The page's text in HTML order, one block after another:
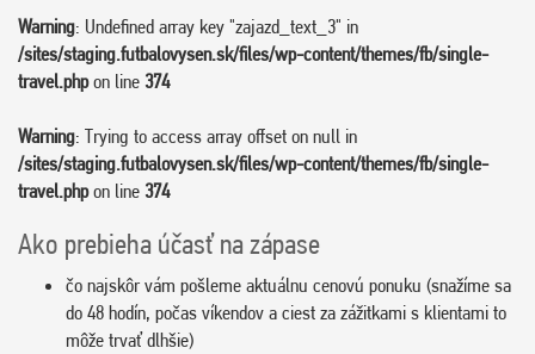
Warning: Undefined array key "zajazd_text_3" in
/sites/staging.futbalovysen.sk/files/wp-content/themes/fb/single-
travel.phpon line 374
Warning: Trying to access array offset on null in
/sites/staging.futbalovysen.sk/files/wp-content/themes/fb/single-
travel.phpon line 374
Ako prebieha účasť na zápase
čo najskôr vám pošleme aktuálnu cenovú ponuku (snažíme sa
do 48 hodín, počas víkendov a ciest za zážitkami s klientami to
môže trvať dlhšie)